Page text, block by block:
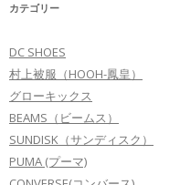
カテゴリー
DC SHOES
村上被服（HOOH-鳳皇）
グローキックス
BEAMS（ビームス）
SUNDISK（サンディスク）
PUMA (プーマ)